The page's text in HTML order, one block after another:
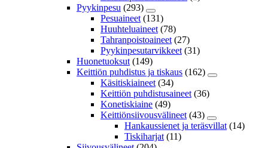
Pyykinpesu (293)
Pesuaineet (131)
Huuhteluaineet (78)
Tahranpoistoaineet (27)
Pyykinpesutarvikkeet (31)
Huonetuoksut (149)
Keittiön puhdistus ja tiskaus (162)
Käsitiskiaineet (34)
Keittiön puhdistusaineet (36)
Konetiskiaine (49)
Keittiönsiivousvälineet (43)
Hankaussienet ja teräsvillat (14)
Tiskiharjat (11)